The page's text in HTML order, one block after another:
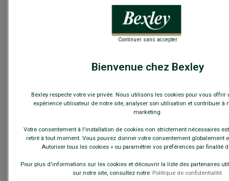
(commandez avant 14h)
CARACTÉRISTIQUES MATIÈRE & FABRICATION
chemise blanche hommeLouis Classic est réalisée en 100%
Bienvenue chez Bexley
Bexley respecte votre vie privée. Nous utilisons les cookies pour vous offrir
expérience utilisateur de notre site, analyser son utilisation et contribuer à
marketing.
Votre consentement à l'installation de cookies non strictement nécessaires
retiré à tout moment. Vous pouvez donner votre consentement globalement
Autoriser tous les cookies » ou paramétrer vos préférences par finalité
Pour plus d'informations sur les cookies et découvrir la liste des partenaires
sur notre site, consultez notre Politique de confidentialité.
Continuer sans accepter